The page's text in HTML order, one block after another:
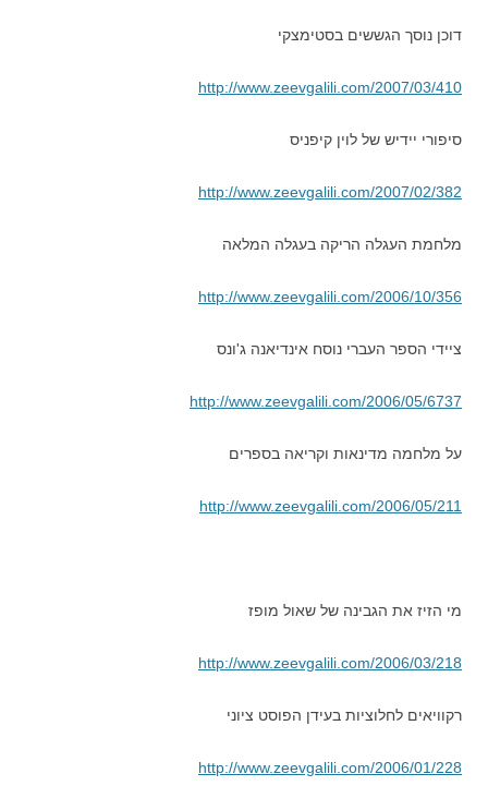
דוכן נוסך הגששים בסטימצקי
http://www.zeevgalili.com/2007/03/410
סיפורי יידיש של לוין קיפניס
http://www.zeevgalili.com/2007/02/382
מלחמת העגלה הריקה בעגלה המלאה
http://www.zeevgalili.com/2006/10/356
ציידי הספר העברי נוסח אינדיאנה ג'ונס
http://www.zeevgalili.com/2006/05/6737
על מלחמה מדינאות וקריאה בספרים
http://www.zeevgalili.com/2006/05/211
מי הזיז את הגבינה של שאול מופז
http://www.zeevgalili.com/2006/03/218
רקוויאים לחלוציות בעידן הפוסט ציוני
http://www.zeevgalili.com/2006/01/228